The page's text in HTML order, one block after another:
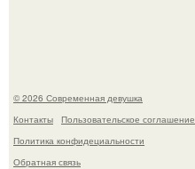
© 2026 Современная девушка
Контакты
Пользовательское соглашение
Политика конфидециальности
Обратная связь